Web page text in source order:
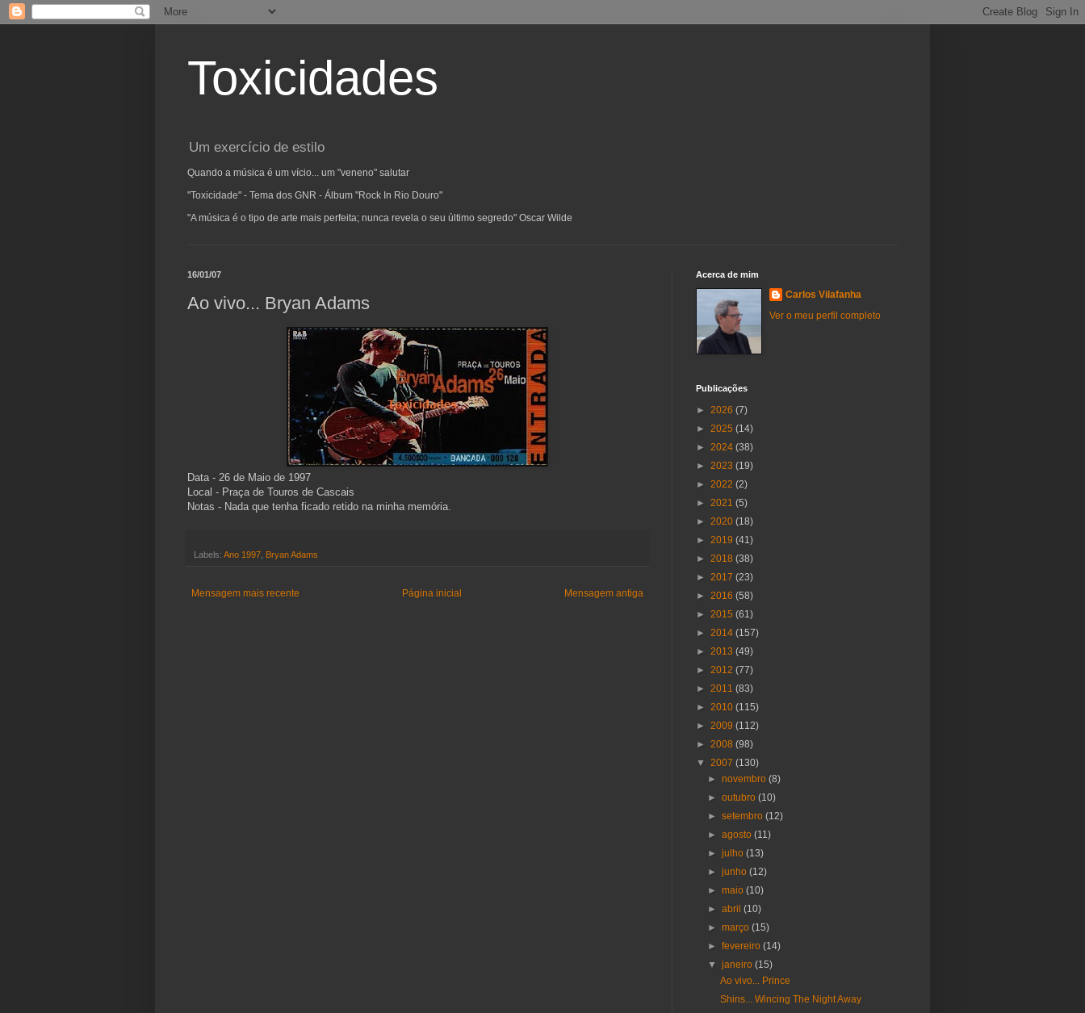
Toxicidades
Um exercício de estilo
Quando a música é um vício... um "veneno" salutar
"Toxicidade" - Tema dos GNR - Álbum "Rock In Rio Douro"
"A música é o tipo de arte mais perfeita; nunca revela o seu último segredo" Oscar Wilde
16/01/07
Ao vivo... Bryan Adams
Data - 26 de Maio de 1997
Local - Praça de Touros de Cascais
Notas - Nada que tenha ficado retido na minha memória.
Labels: Ano 1997 Bryan Adams
Mensagem mais recente Mensagem antiga
Página inicial
Acerca de mim
Carlos Vilafanha
Ver o meu perfil completo
Publicações
► 2026 (7)
► 2025 (14)
► 2024 (38)
► 2023 (19)
► 2022 (2)
► 2021 (5)
► 2020 (18)
► 2019 (41)
► 2018 (38)
► 2017 (23)
► 2016 (58)
► 2015 (61)
► 2014 (157)
► 2013 (49)
► 2012 (77)
► 2011 (83)
► 2010 (115)
► 2009 (112)
► 2008 (98)
▼ 2007 (130)
►novembro(8)
►outubro(10)
►setembro(12)
►agosto(11)
►julho(13)
►junho(12)
►maio(10)
►abril(10)
►março(15)
►fevereiro(14)
▼janeiro(15)
Ao vivo... Prince
Shins... Wincing The Night Away